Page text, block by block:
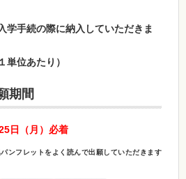
手続の際に納入していただきま
単位あたり）
期間
日（月）必着
ンフレットをよく読んで出願していただきます